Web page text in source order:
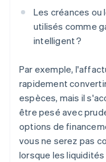
Les créances
utilisés comme
intelligent ?
Par exemple,
rapidement
espèces, mais il
être pesé avec
options de
vous ne serez pas
lorsque les